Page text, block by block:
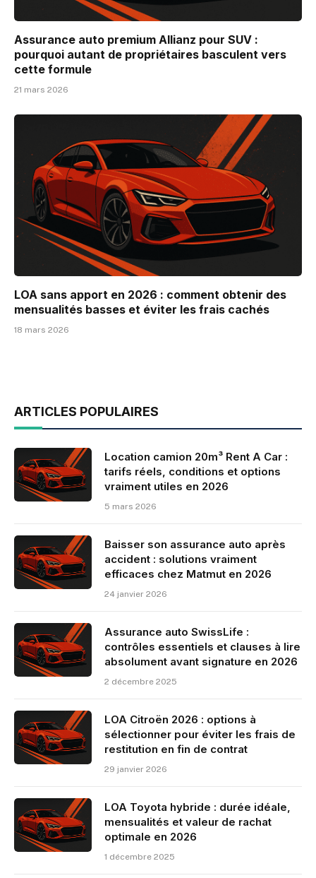
Assurance auto premium Allianz pour SUV :
pourquoi autant de propriétaires basculent vers
cette formule
21 mars 2026
LOA sans apport en 2026 : comment obtenir des
mensualités basses et éviter les frais cachés
18 mars 2026
ARTICLES POPULAIRES
Location camion 20m³ Rent A Car :
tarifs réels, conditions et options
vraiment utiles en 2026
5 mars 2026
Baisser son assurance auto après
accident : solutions vraiment
efficaces chez Matmut en 2026
24 janvier 2026
Assurance auto SwissLife :
contrôles essentiels et clauses à lire
absolument avant signature en 2026
2 décembre 2025
LOA Citroën 2026 : options à
sélectionner pour éviter les frais de
restitution en fin de contrat
29 janvier 2026
LOA Toyota hybride : durée idéale,
mensualités et valeur de rachat
optimale en 2026
1 décembre 2025